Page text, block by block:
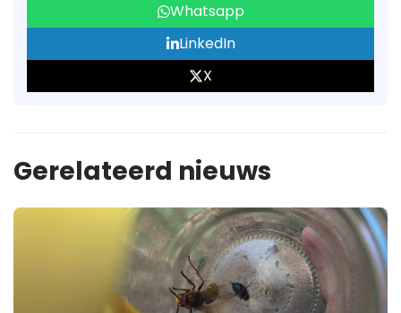
Whatsapp
LinkedIn
X
Gerelateerd nieuws